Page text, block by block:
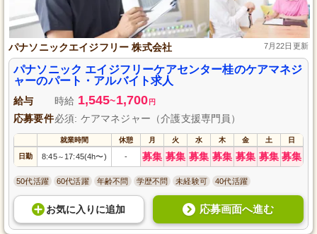
パナソニックエイジフリー 株式会社 7月22日更新
パナソニック エイジフリーケアセンター桂のケアマネジ
ャーのパート・アルバイト求人
給与 時給 1,545~1,700 円
応募要件必須: ケアマネジャー（介護支援専門員）
就業時間 休憩 月 火 水 木 金 土 日
日勤 8:45～ 17:45(4h〜) - 募集 募集 募集 募集 募集 募集 募集
50代活躍 60代活躍 年齢不問 学歴不問 未経験可 40代活躍
お気に入り に追加 応募画面へ進む